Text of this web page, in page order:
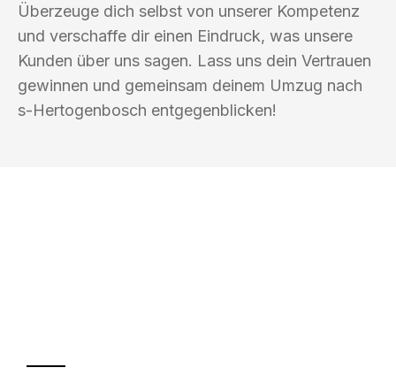
Überzeuge dich selbst von unserer Kompetenz
und verschaffe dir einen Eindruck, was unsere
Kunden über uns sagen. Lass uns dein Vertrauen
gewinnen und gemeinsam deinem Umzug nach
s-Hertogenbosch entgegenblicken!